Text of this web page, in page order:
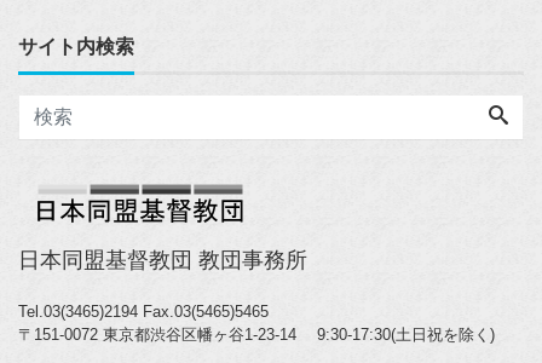
サイト内検索
日本同盟基督教団 教団事務所
Tel.03(3465)2194 Fax.03(5465)5465
〒151-0072 東京都渋谷区幡ヶ谷1-23-14 9:30-17:30(土日祝を除く)